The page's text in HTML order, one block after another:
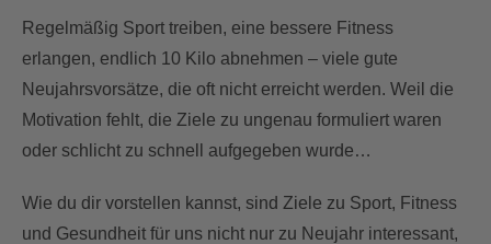
Regelmäßig Sport treiben, eine bessere Fitness
erlangen, endlich 10 Kilo abnehmen – viele gute
Neujahrsvorsätze, die oft nicht erreicht werden. Weil die
Motivation fehlt, die Ziele zu ungenau formuliert waren
oder schlicht zu schnell aufgegeben wurde…
Wie du dir vorstellen kannst, sind Ziele zu Sport, Fitness
und Gesundheit für uns nicht nur zu Neujahr interessant,